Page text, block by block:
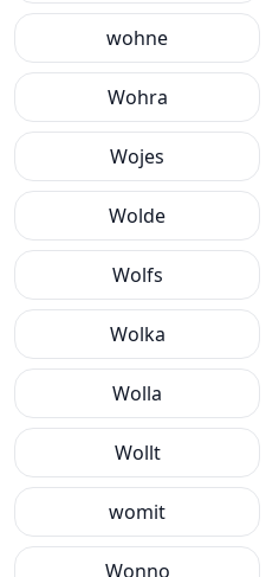
wohne
Wohra
Wojes
Wolde
Wolfs
Wolka
Wolla
Wollt
womit
Wonno